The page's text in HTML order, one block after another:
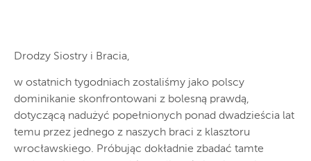
Drodzy Siostry i Bracia,
w ostatnich tygodniach zostaliśmy jako polscy
dominikanie skonfrontowani z bolesną prawdą,
dotyczącą nadużyć popełnionych ponad dwadzieścia lat
temu przez jednego z naszych braci z klasztoru
wrocławskiego. Próbując dokładnie zbadać tamte